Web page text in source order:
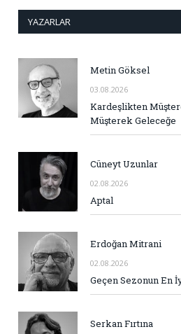
YAZARLAR
Metin Göksel
03.08.2026
Kardeşlikten
Müşterek Geleceğe
Cüneyt Uzunlar
02.08.2026
Aptal
Erdoğan Mitrani
02.08.2026
Geçen Sezonun En
Serkan Fırtına